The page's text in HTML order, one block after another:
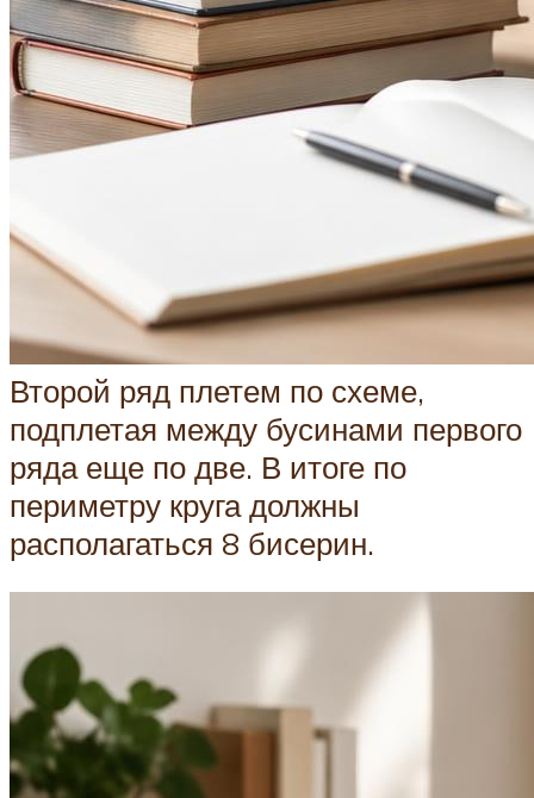
Второй ряд плетем по схеме,
подплетая между бусинами первого
ряда еще по две. В итоге по
периметру круга должны
располагаться 8 бисерин.